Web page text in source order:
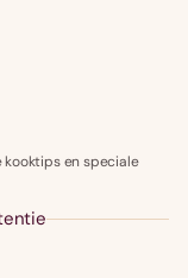
kooktips en speciale